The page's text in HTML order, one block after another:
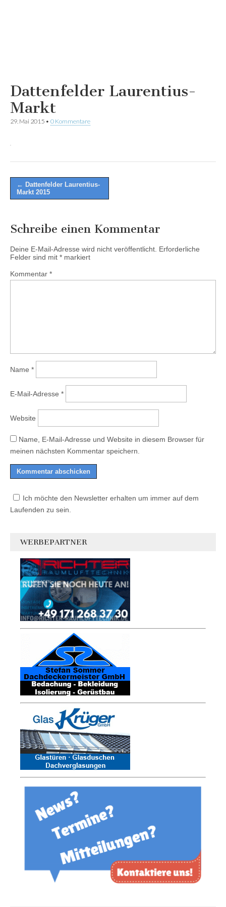
Dattenfelder Laurentius-
Markt
29. Mai 2015 • 0 Kommentare
Post
navigation
← Dattenfelder Laurentius-
Markt 2015
Schreibe einen Kommentar
Deine E-Mail-Adresse wird nicht veröffentlicht. Erforderliche
Felder sind mit * markiert
Kommentar *
Name *
E-Mail-Adresse *
Website
Name, E-Mail-Adresse und Website in diesem Browser für
meinen nächsten Kommentar speichern.
Ich möchte den Newsletter erhalten um immer auf dem
Laufenden zu sein.
WERBEPARTNER